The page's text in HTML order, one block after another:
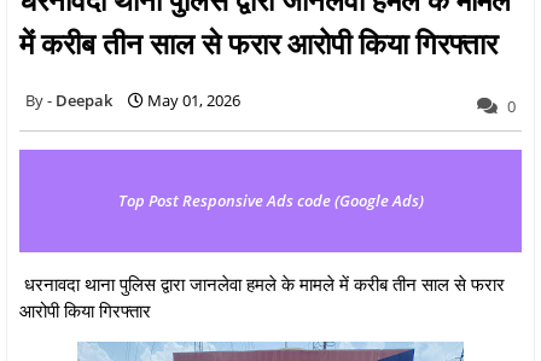
में करीब तीन साल से फरार आरोपी किया गिरफ्तार
Deepak May 01, 2026 0
Top Post Responsive Ads code (Google Ads)
धरनावदा थाना पुलिस द्वारा जानलेवा हमले के मामले में करीब तीन साल से फरार
आरोपी किया गिरफ्तार